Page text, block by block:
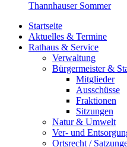
Thannhauser Sommer
Startseite
Aktuelles & Termine
Rathaus & Service
Verwaltung
Bürgermeister &
Mitglieder
Ausschüsse
Fraktionen
Sitzungen
Natur & Umwelt
Ver- und
Ortsrecht /